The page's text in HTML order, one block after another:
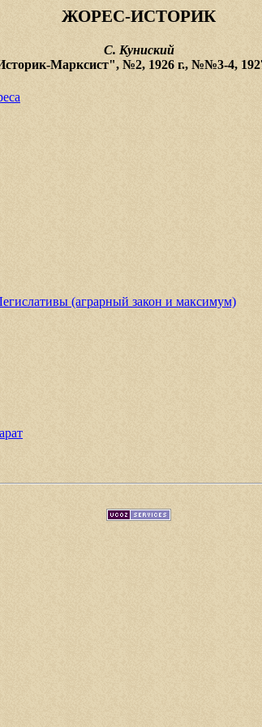
ЖОРЕС-ИСТОРИК
С. Куниский
Марксист", №2, 1926 г., №№3-4,
(аграрный закон и максимум)